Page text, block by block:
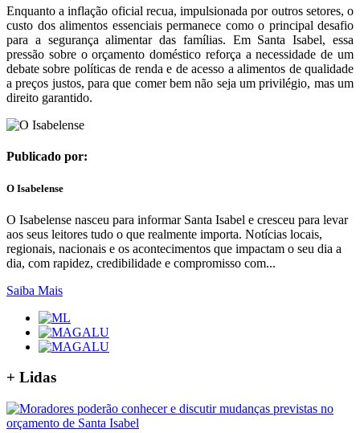
Enquanto a inflação oficial recua, impulsionada por outros setores, o
custo dos alimentos essenciais permanece como o principal desafio
para a segurança alimentar das famílias. Em Santa Isabel, essa
pressão sobre o orçamento doméstico reforça a necessidade de um
debate sobre políticas de renda e de acesso a alimentos de qualidade
a preços justos, para que comer bem não seja um privilégio, mas um
direito garantido.
Publicado por:
O Isabelense
O Isabelense nasceu para informar Santa Isabel e cresceu para levar
aos seus leitores tudo o que realmente importa. Notícias locais,
regionais, nacionais e os acontecimentos que impactam o seu dia a
dia, com rapidez, credibilidade e compromisso com...
Saiba Mais
+ Lidas